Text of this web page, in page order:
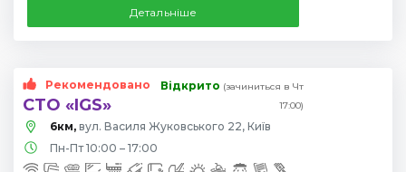
Детальніше
Рекомендовано
СТО «IGS»
Відкрито (зачиниться в Чт
17:00)
6км, вул. Василя Жуковського 22, Київ
Пн-Пт 10:00 – 17:00